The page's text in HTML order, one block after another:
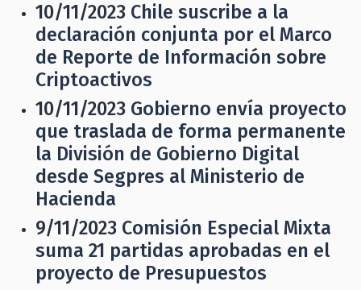
10/11/2023 Chile suscribe a la
declaración conjunta por el Marco
de Reporte de Información sobre
Criptoactivos
10/11/2023 Gobierno envía proyecto
que traslada de forma permanente
la División de Gobierno Digital
desde Segpres al Ministerio de
Hacienda
9/11/2023 Comisión Especial Mixta
suma 21 partidas aprobadas en el
proyecto de Presupuestos